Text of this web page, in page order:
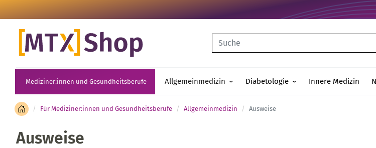
Suche
Mediziner:innen und Gesundheitsberufe Allgemeinmedizin Diabetologie Innere Medizin
Für Mediziner:innen und Gesundheitsberufe Allgemeinmedizin Ausweise
Ausweise